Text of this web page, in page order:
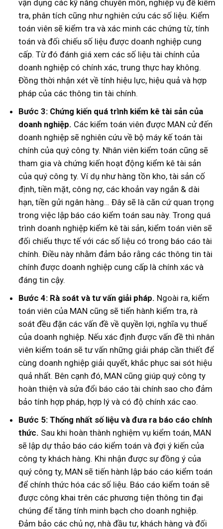
vận dụng các kỹ năng chuyên môn, nghiệp vụ để kiểm
tra, phân tích cũng như nghiên cứu các số liệu. Kiểm
toán viên sẽ kiểm tra và xác minh các chứng từ, tính
toán và đối chiếu số liệu được doanh nghiệp cung
cấp. Từ đó đánh giá xem các số liệu tài chính của
doanh nghiệp có chính xác, trung thực hay không.
Đồng thời nhận xét về tính hiệu lực, hiệu quả và hợp
pháp của các thông tin tài chính.
Bước 3: Chứng kiến quá trình kiểm kê tài sản của
doanh nghiệp. Các kiểm toán viên được MAN cử đến
doanh nghiệp sẽ nghiên cứu về bộ máy kế toán tài
chính của quý công ty. Nhân viên kiểm toán cũng sẽ
tham gia và chứng kiến hoạt động kiểm kê tài sản
của quý công ty. Ví dụ như hàng tồn kho, tài sản cố
định, tiền mặt, công nợ, các khoản vay ngắn & dài
hạn, tiền gửi ngân hàng… Đây sẽ là căn cứ quan trọng
trong việc lập báo cáo kiểm toán sau này. Trong quá
trình doanh nghiệp kiểm kê tài sản, kiểm toán viên sẽ
đối chiếu thực tế với các số liệu có trong báo cáo tài
chính. Điều này nhằm đảm bảo rằng các thông tin tài
chính được doanh nghiệp cung cấp là chính xác và
đáng tin cậy.
Bước 4: Rà soát và tư vấn giải pháp. Ngoài ra, kiểm
toán viên của MAN cũng sẽ tiến hành kiểm tra, rà
soát đều đặn các vấn đề về quyền lợi, nghĩa vụ thuế
của doanh nghiệp. Nếu xác định được vấn đề thì nhân
viên kiểm toán sẽ tư vấn những giải pháp cần thiết để
cùng doanh nghiệp giải quyết, khắc phục sai sót hiệu
quả nhất. Bên cạnh đó, MAN cũng giúp quý công ty
hoàn thiện và sửa đổi báo cáo tài chính sao cho đảm
bảo tính hợp pháp, hợp lý và có độ chính xác cao.
Bước 5: Thống nhất số liệu và đưa ra báo cáo chính
thức. Sau khi hoàn thành nghiệm vụ kiểm toán, MAN
sẽ lập dự thảo báo cáo kiểm toán và đợi ý kiến của
công ty khách hàng. Khi nhận được sự đồng ý của
quý công ty, MAN sẽ tiến hành lập báo cáo kiểm toán
để chính thức hóa các số liệu. Báo cáo kiểm toán sẽ
được công khai trên các phương tiện thông tin đại
chúng để tăng tính minh bạch cho doanh nghiệp.
Đảm bảo các chủ nợ, nhà đầu tư, khách hàng và đối